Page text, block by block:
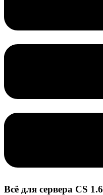
Всё для сервера CS 1.6